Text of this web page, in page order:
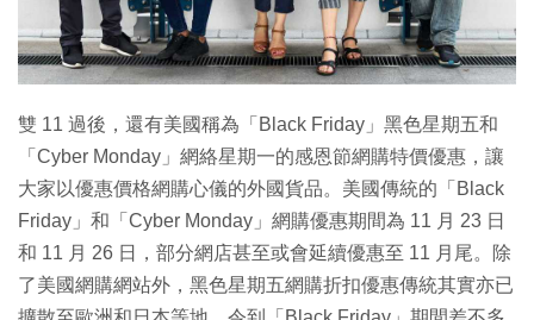
雙 11 過後，還有美國稱為「Black Friday」黑色星期五和
「Cyber Monday」網絡星期一的感恩節網購特價優惠，讓
大家以優惠價格網購心儀的外國貨品。美國傳統的「Black
Friday」和「Cyber Monday」網購優惠期間為 11 月 23 日
和 11 月 26 日，部分網店甚至或會延續優惠至 11 月尾。除
了美國網購網站外，黑色星期五網購折扣優惠傳統其實亦已